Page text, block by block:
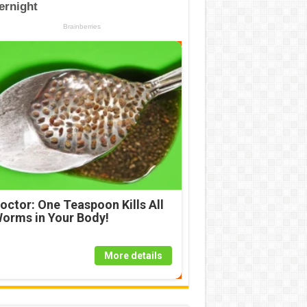
One Teaspoon Kills All
in Your Body!
More details